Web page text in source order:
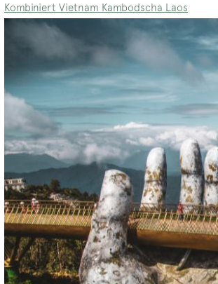
Kombiniert Vietnam Kambodscha Laos